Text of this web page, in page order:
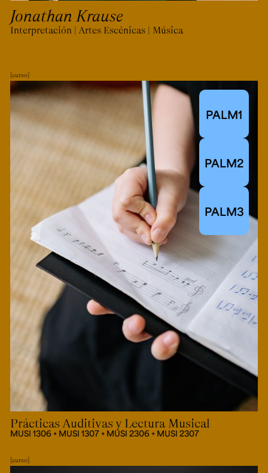
Jonathan Krause
Interpretación | Artes Escénicas | Música
curso
PALM1
PALM2
PALM3
Prácticas Auditivas y Lectura Musical
MUSI 1306 + MUSI 1307 + MUSI 2306 + MUSI 2307
curso